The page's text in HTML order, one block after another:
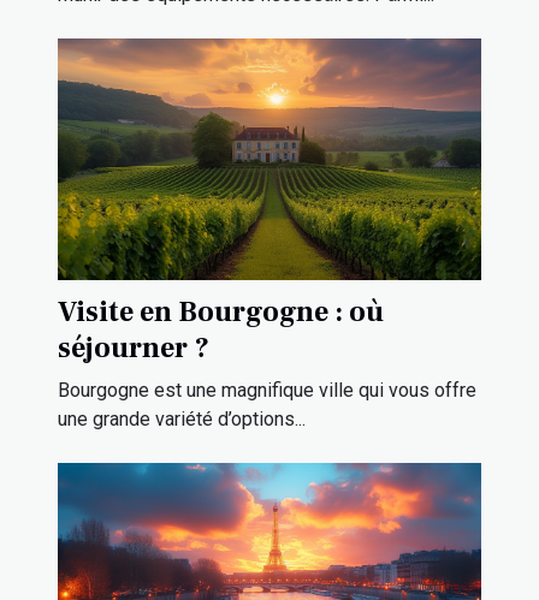
Visite en Bourgogne : où
séjourner ?
Bourgogne est une magnifique ville qui vous offre
une grande variété d’options...